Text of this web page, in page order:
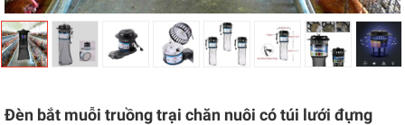
Đèn bắt muỗi truồng trại chăn nuôi có túi lưới đựng